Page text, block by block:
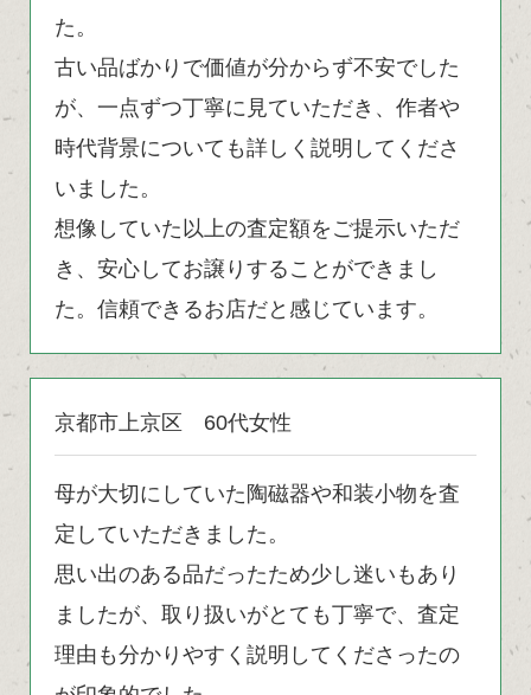
た。
古い品ばかりで価値が分からず不安でした
が、一点ずつ丁寧に見ていただき、作者や
時代背景についても詳しく説明してくださ
いました。
想像していた以上の査定額をご提示いただ
き、安心してお譲りすることができまし
た。信頼できるお店だと感じています。
京都市上京区 60代女性
母が大切にしていた陶磁器や和装小物を査
定していただきました。
思い出のある品だったため少し迷いもあり
ましたが、取り扱いがとても丁寧で、査定
理由も分かりやすく説明してくださったの